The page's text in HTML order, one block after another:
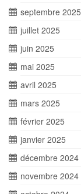
septembre 2025
juillet 2025
juin 2025
mai 2025
avril 2025
mars 2025
février 2025
janvier 2025
décembre 2024
novembre 2024